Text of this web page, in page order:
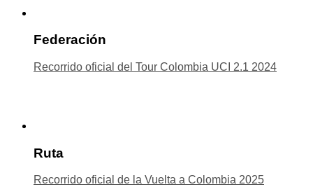
Federación
Recorrido oficial del Tour Colombia UCI 2.1 2024
Ruta
Recorrido oficial de la Vuelta a Colombia 2025